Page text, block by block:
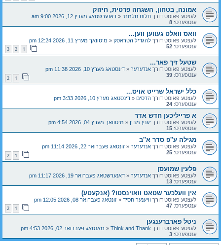
אמונה, בטחון, השגחה פרטית, חיזוק
לעצטע פאוסט דורך חלום חלמתי « דאנערשטאג מערץ 12, 2026 9:00 am
ענטפערס: 8
וואס וואלט געווען ווען…
לעצטע פאוסט דורך להגדיל הטראסק « מיטוואך מערץ 11, 2026 12:24 pm
ענטפערס: 52
1
2
3
שטעל זיך פאר...
לעצטע פאוסט דורך אנדערער « דינסטאג מערץ 10, 2026 11:38 pm
ענטפערס: 39
1
2
כלל ישראל שרייט אויס...
לעצטע פאוסט דורך הדסים « דינסטאג מערץ 10, 2026 3:33 pm
ענטפערס: 24
א פרייליכען חדש אדר
לעצטע פאוסט דורך יענץ מבין « מיטוואך מערץ 04, 2026 4:54 pm
ענטפערס: 15
מגילה ע''פ סדר א''ב
לעצטע פאוסט דורך אנדערער « זונטאג פעברואר 22, 2026 11:14 pm
ענטפערס: 25
1
2
פלעין שמועסן
לעצטע פאוסט דורך אנדערער « דאנערשטאג פעברואר 19, 2026 11:17 pm
ענטפערס: 13
אין וועלכער שטאט וואוינסטו? (אנקעטע)
לעצטע פאוסט דורך וויענער חסיד « זונטאג פעברואר 08, 2026 12:05 pm
ענטפערס: 47
1
2
ניטל פארברענגען
לעצטע פאוסט דורך Think and Thank
« מאנטאג פעברואר 02, 2026 4:53 pm
ענטפערס: 3